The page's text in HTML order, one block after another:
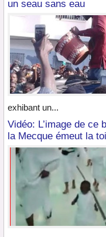
un seau sans eau
exhibant un...
Vidéo: L’image de ce
la Mecque émeut la